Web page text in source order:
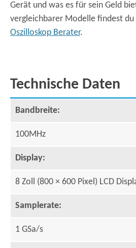
Gerät und was es für sein Geld
vergleichbarer Modelle findest du
Oszilloskop Berater.
Technische Daten
Bandbreite:
100MHz
Display:
8 Zoll (800 × 600 Pixel) LCD
Samplerate:
1 GSa/s